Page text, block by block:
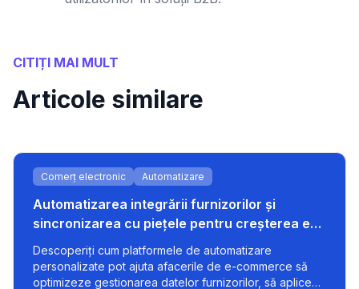
CITIȚI MAI MULT
Articole similare
Comerț electronic Automatizare
Automatizarea integrării furnizorilor și
sincronizarea cu piețele pentru creșterea e-
commerce-ului
Descoperiți cum platformele de automatizare
personalizate pot ajuta afacerile de e-commerce să
optimizeze gestionarea datelor furnizorilor, să aplice